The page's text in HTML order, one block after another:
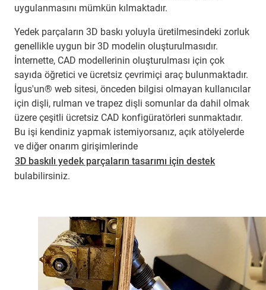
uygulanmasını mümkün kılmaktadır.
Yedek parçaların 3D baskı yoluyla üretilmesindeki zorluk
genellikle uygun bir 3D modelin oluşturulmasıdır.
İnternette, CAD modellerinin oluşturulması için çok
sayıda öğretici ve ücretsiz çevrimiçi araç bulunmaktadır.
İgus'un® web sitesi, önceden bilgisi olmayan kullanıcılar
için dişli, rulman ve trapez dişli somunlar da dahil olmak
üzere çeşitli ücretsiz CAD konfigüratörleri sunmaktadır.
Bu işi kendiniz yapmak istemiyorsanız, açık atölyelerde
ve diğer onarım girişimlerinde
3D baskılı yedek parçaların tasarımı için destek
bulabilirsiniz.